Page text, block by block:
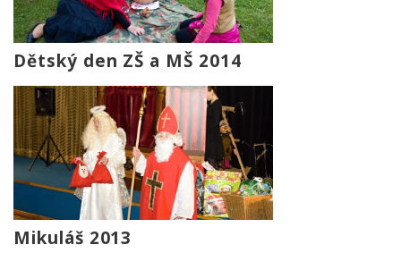
Dětský den ZŠ a MŠ 2014
Mikuláš 2013